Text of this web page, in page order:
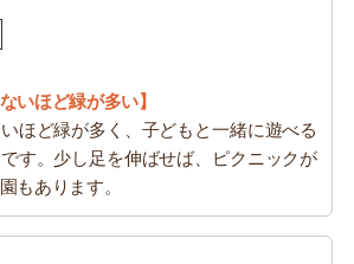
いほど緑が多い】
ほど緑が多く、子どもと一緒に遊べる
す。少し足を伸ばせば、ピクニックが
もあります。